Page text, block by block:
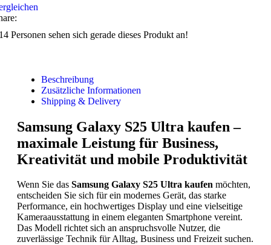
Personen sehen sich gerade dieses Produkt an!
Beschreibung
Zusätzliche Informationen
Shipping & Delivery
Samsung Galaxy S25 Ultra kaufen –
maximale Leistung für Business,
Kreativität und mobile Produktivität
Wenn Sie das Samsung Galaxy S25 Ultra kaufen möchten,
entscheiden Sie sich für ein modernes Gerät, das starke
Performance, ein hochwertiges Display und eine vielseitige
Kameraausstattung in einem eleganten Smartphone vereint.
Das Modell richtet sich an anspruchsvolle Nutzer, die
zuverlässige Technik für Alltag, Business und Freizeit suchen.